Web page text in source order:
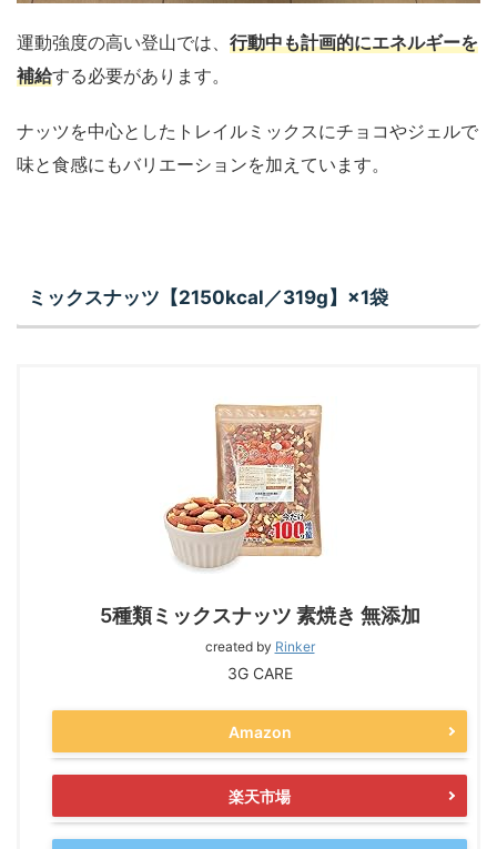
運動強度の高い登山では、 行動中も計画的にエネルギーを
補給する必要があります。
ナッツを中心としたトレイルミックスにチョコやジェルで
味と食感にもバリエーションを加えています。
ミックスナッツ【2150kcal／319g】×1袋
5種類ミックスナッツ 素焼き 無添加
created by Rinker
3G CARE
Amazon
楽天市場